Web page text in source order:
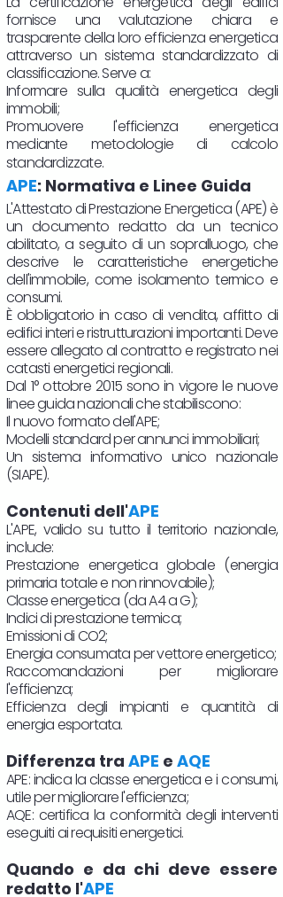
fornisce una valutazione chiara e
trasparente della loro efficienza energetica
attraverso un sistema standardizzato di
classificazione. Serve a:
Informare sulla qualità energetica degli
immobili;
Promuovere l'efficienza energetica
mediante metodologie di calcolo
standardizzate.
APE: Normativa e Linee Guida
L'Attestato di Prestazione Energetica (APE) è
un documento redatto da un tecnico
abilitato, a seguito di un sopralluogo, che
descrive le caratteristiche energetiche
dell'immobile, come isolamento termico e
consumi.
È obbligatorio in caso di vendita, affitto di
edifici interi e ristrutturazioni importanti. Deve
essere allegato al contratto e registrato nei
catasti energetici regionali.
Dal 1° ottobre 2015 sono in vigore le nuove
linee guida nazionali che stabiliscono:
Il nuovo formato dell'APE;
Modelli standard per annunci immobiliari;
Un sistema informativo unico nazionale
(SIAPE).
Contenuti dell'APE
L'APE, valido su tutto il territorio nazionale,
include:
Prestazione energetica globale (energia
primaria totale e non rinnovabile);
Classe energetica (da A4 a G);
Indici di prestazione termica;
Emissioni di CO2;
Energia consumata per vettore energetico;
Raccomandazioni per migliorare
l'efficienza;
Efficienza degli impianti e quantità di
energia esportata.
Differenza tra APE e AQE
APE: indica la classe energetica e i consumi,
utile per migliorare l'efficienza;
AQE: certifica la conformità degli interventi
eseguiti ai requisiti energetici.
Quando e da chi deve essere
redatto l'APE